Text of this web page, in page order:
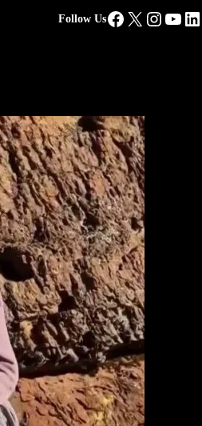
Follow UsFacebook
X